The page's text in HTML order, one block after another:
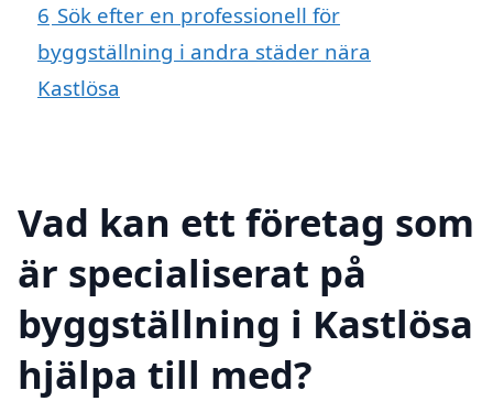
6 Sök efter en professionell för
byggställning i andra städer nära
Kastlösa
Vad kan ett företag som
är specialiserat på
byggställning i Kastlösa
hjälpa till med?